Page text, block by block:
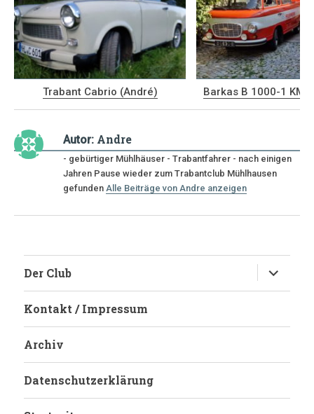
Trabant Cabrio (André) Barkas B 1000-1 KM
Autor: Andre
- gebürtiger Mühlhäuser - Trabantfahrer - nach einigen
Jahren Pause wieder zum Trabantclub Mühlhausen
gefundenAlle Beiträge von Andre anzeigen
Der Club
anzeigen
Kontakt / Impressum
Archiv
Datenschutzerklärung